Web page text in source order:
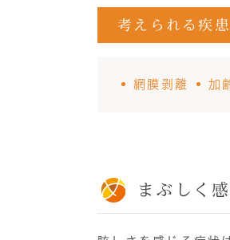
考えられる疾患
網膜剥離 加
まぶしく